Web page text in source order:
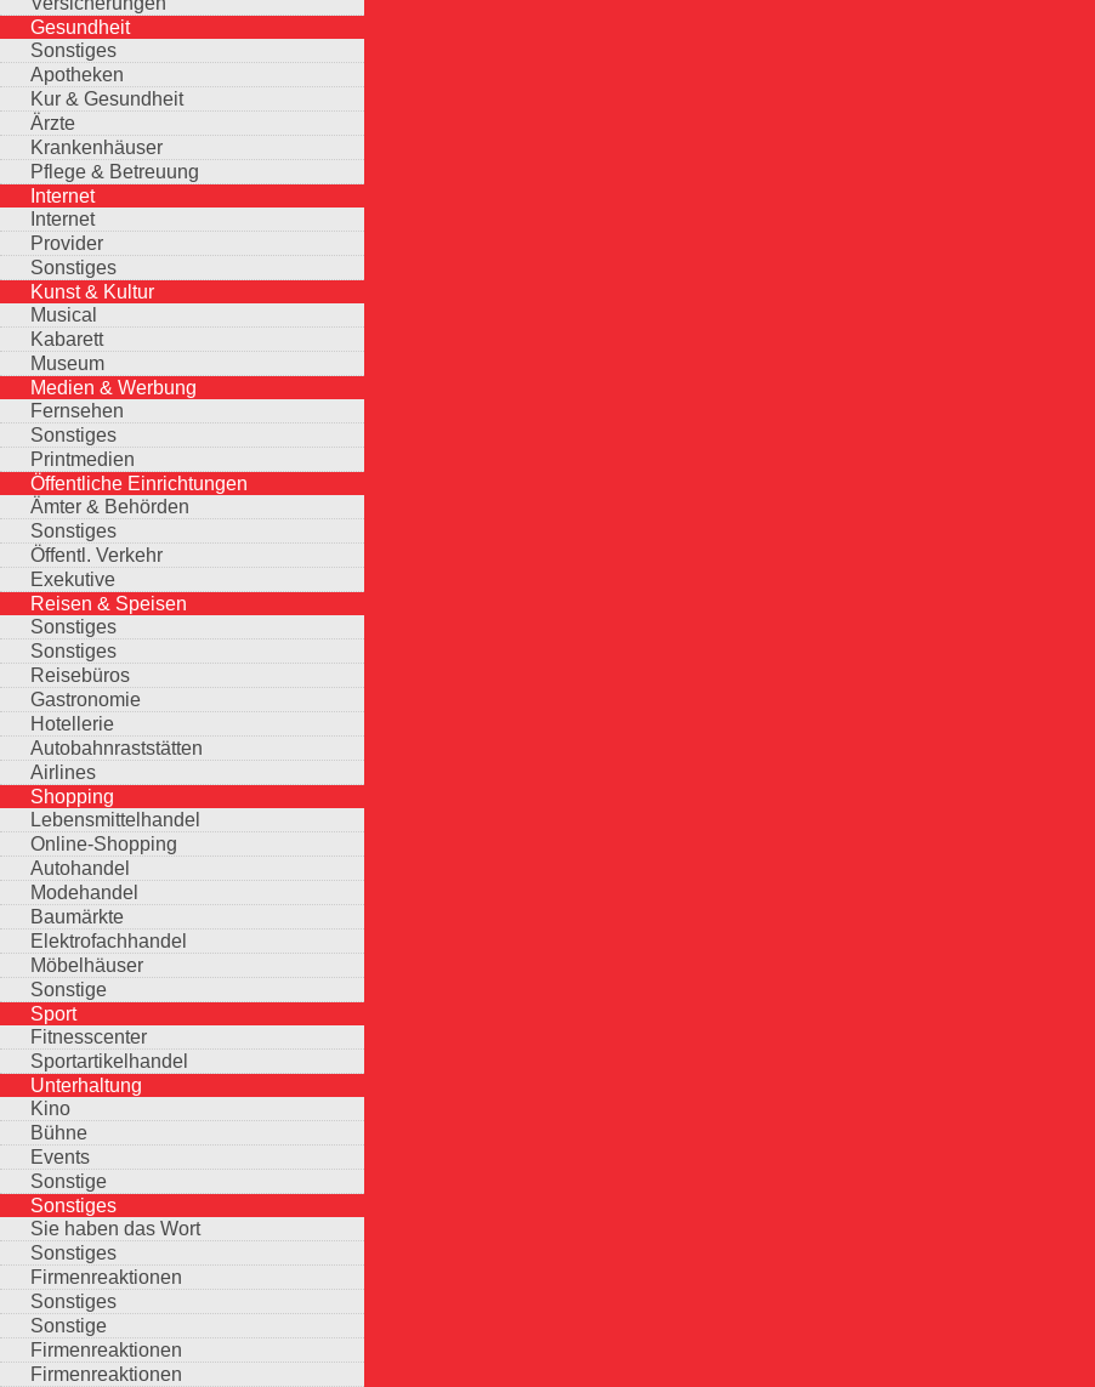
Gesundheit
Sonstiges
Apotheken
Kur & Gesundheit
Ärzte
Krankenhäuser
Pflege & Betreuung
Internet
Internet
Provider
Sonstiges
Kunst & Kultur
Musical
Kabarett
Museum
Medien & Werbung
Fernsehen
Sonstiges
Printmedien
Öffentliche Einrichtungen
Ämter & Behörden
Sonstiges
Öffentl. Verkehr
Exekutive
Reisen & Speisen
Sonstiges
Sonstiges
Reisebüros
Gastronomie
Hotellerie
Autobahnraststätten
Airlines
Shopping
Lebensmittelhandel
Online-Shopping
Autohandel
Modehandel
Baumärkte
Elektrofachhandel
Möbelhäuser
Sonstige
Sport
Fitnesscenter
Sportartikelhandel
Unterhaltung
Kino
Bühne
Events
Sonstige
Sonstiges
Sie haben das Wort
Sonstiges
Firmenreaktionen
Sonstiges
Sonstige
Firmenreaktionen
Firmenreaktionen